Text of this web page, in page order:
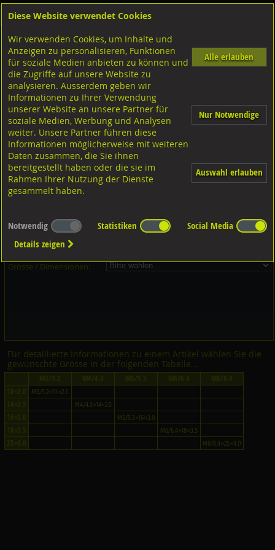
Shop Unterlagscheiben Senkscheiben
Unterlagscheiben 90 versenkt gedreht, SN 213912 Messing vernickelt
Dieser Artikel ist in 5 Grössen erhältlich - Bitte wählen Sie...
Artikel-Nr.:
Verpackungs-Einheit:
Grösse / Dimensionen:
Für detaillierte Informationen zu einem Artikel wählen Sie die
gewünschte Grösse in der folgenden Tabelle...
M3/3.2×10×2.0
M4/4.3×14×2.5
M5/5.3×16×3.0
M6/6.4×18×3.5
M8/8.4×25×4.0
Diese Website verwendet Cookies
Wir verwenden Cookies, um Inhalte und
Anzeigen zu personalisieren, Funktionen
für soziale Medien anbieten zu können und
die Zugriffe auf unsere Website zu
analysieren. Ausserdem geben wir
Informationen zu Ihrer Verwendung
unserer Website an unsere Partner für
soziale Medien, Werbung und Analysen
weiter. Unsere Partner führen diese
Informationen möglicherweise mit weiteren
Daten zusammen, die Sie ihnen
bereitgestellt haben oder die sie im
Rahmen Ihrer Nutzung der Dienste
gesammelt haben.
Alle erlauben
Nur Notwendige
Auswahl erlauben
Notwendig Statistiken
Social Media
Details zeigen